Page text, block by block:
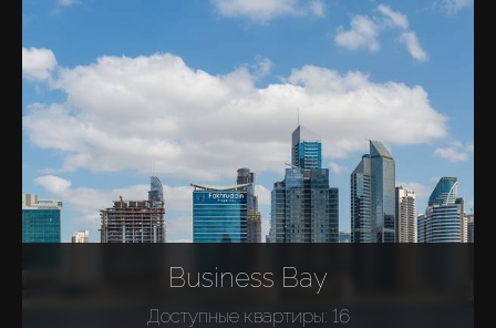
Business Bay
Доступные квартиры: 16